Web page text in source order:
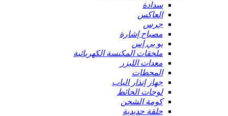
سدادة
العاكس
جرس
مصباح إشارة
يو بي إس
ملحقات المكنسة الكهربائية
معدات الليزر
المحطات
جهاز إنذار الباب
لوحات الحائط
كومة الشحن
حلقة حديدية